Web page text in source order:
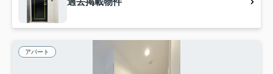
アパート